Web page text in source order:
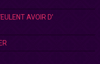
AVOIR D’